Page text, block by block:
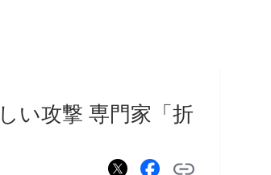
い攻撃 専門家「折